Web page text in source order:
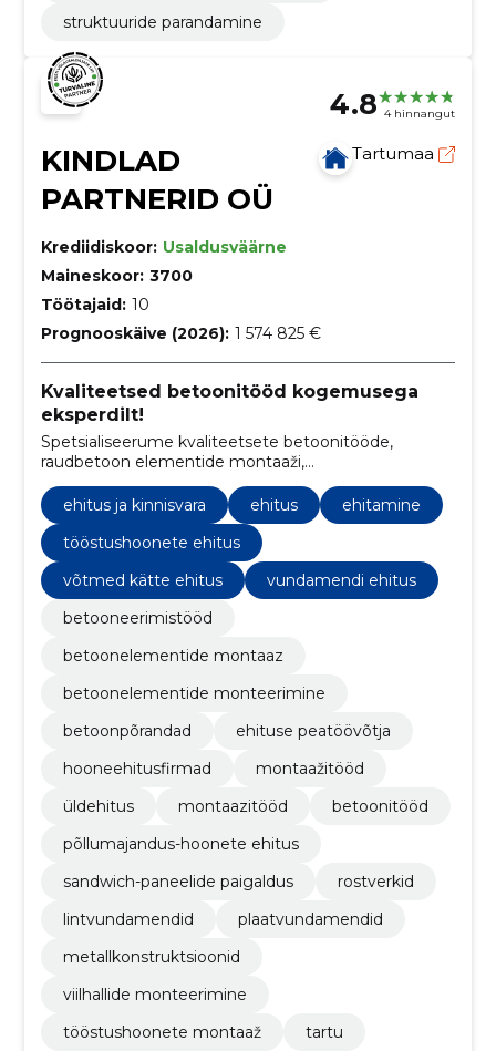
struktuuride parandamine
4.8 4 hinnangut
KINDLAD
PARTNERID OÜ
Tartumaa
Krediidiskoor: Usaldusväärne
Maineskoor: 3700
Töötajaid: 10
Prognooskäive (2026): 1 574 825 €
Kvaliteetsed betoonitööd kogemusega
eksperdilt!
Spetsialiseerume kvaliteetsete betoonitööde,
raudbetoon elementide montaaži,
metallkonstruktsioonide paigalduse ning sandwich
paneelide ehituslahenduste pakkumisele.
ehitus ja kinnisvara ehitus
ehitamine
tööstushoonete ehitus
võtmed kätte ehitus
vundamendi ehitus
betooneerimistööd
betoonelementide montaaz
betoonelementide monteerimine
betoonpõrandad
ehituse peatöövõtja
hooneehitusfirmad
montaažitööd
üldehitus
montaazitööd
betoonitööd
põllumajandus-hoonete ehitus
sandwich-paneelide paigaldus
rostverkid
lintvundamendid
plaatvundamendid
metallkonstruktsioonid
viilhallide monteerimine
tööstushoonete montaaž
tartu